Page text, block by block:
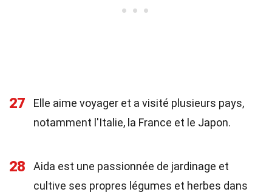
27
Elle aime voyager et a visité plusieurs pays,
notamment l'Italie, la France et le Japon.
28
Aida est une passionnée de jardinage et
cultive ses propres légumes et herbes dans